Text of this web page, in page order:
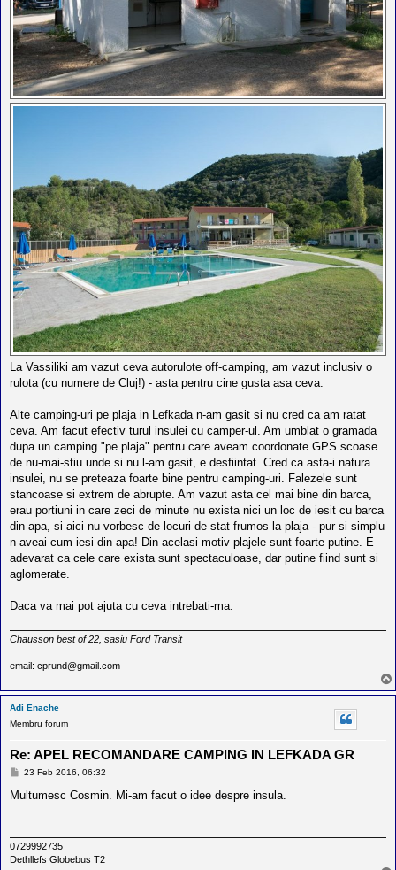
La Vassiliki am vazut ceva autorulote off-camping, am vazut inclusiv o
rulota (cu numere de Cluj!) - asta pentru cine gusta asa ceva.
Alte camping-uri pe plaja in Lefkada n-am gasit si nu cred ca am ratat
ceva. Am facut efectiv turul insulei cu camper-ul. Am umblat o gramada
dupa un camping "pe plaja" pentru care aveam coordonate GPS scoase
de nu-mai-stiu unde si nu l-am gasit, e desfiintat. Cred ca asta-i natura
insulei, nu se preteaza foarte bine pentru camping-uri. Falezele sunt
stancoase si extrem de abrupte. Am vazut asta cel mai bine din barca,
erau portiuni in care zeci de minute nu exista nici un loc de iesit cu barca
din apa, si aici nu vorbesc de locuri de stat frumos la plaja - pur si simplu
n-aveai cum iesi din apa! Din acelasi motiv plajele sunt foarte putine. E
adevarat ca cele care exista sunt spectaculoase, dar putine fiind sunt si
aglomerate.
Daca va mai pot ajuta cu ceva intrebati-ma.
Chausson best of 22, sasiu Ford Transit
email: cprund@gmail.com
Adi Enache
Membru forum
Re: APEL RECOMANDARE CAMPING IN LEFKADA GR
M
s
23 Feb 2016, 06:32
Multumesc Cosmin. Mi-am facut o idee despre insula.
0729992735
Dethllefs Globebus T2